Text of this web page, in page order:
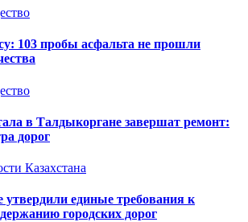
103 пробы асфальта не прошли
в Талдыкоргане завершат ремонт:
дорог
Казахстана
утвердили единые требования к
городских дорог